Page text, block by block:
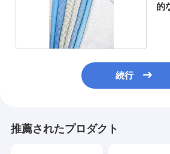
的
続行
推薦されたプロダクト